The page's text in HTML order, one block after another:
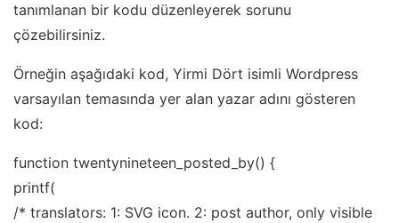
tanımlanan bir kodu düzenleyerek sorunu
çözebilirsiniz.
Örneğin aşağıdaki kod, Yirmi Dört isimli Wordpress
varsayılan temasında yer alan yazar adını gösteren
kod:
function twentynineteen_posted_by() {
printf(
/* translators: 1: SVG icon. 2: post author, only visible